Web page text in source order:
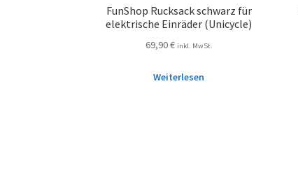
FunShop Rucksack schwarz für
elektrische Einräder (Unicycle)
69,90€ inkl. MwSt.
Weiterlesen